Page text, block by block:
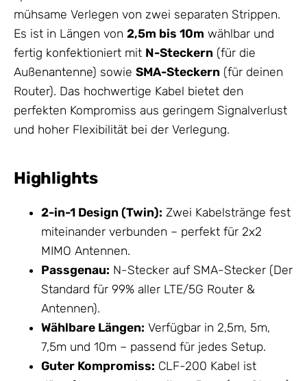
mühsame Verlegen von zwei separaten Strippen.
Es ist in Längen von 2,5m bis 10m wählbar und
fertig konfektioniert mit N-Steckern (für die
Außenantenne) sowie SMA-Steckern (für deinen
Router). Das hochwertige Kabel bietet den
perfekten Kompromiss aus geringem Signalverlust
und hoher Flexibilität bei der Verlegung.
Highlights
2-in-1 Design (Twin): Zwei Kabelstränge fest
miteinander verbunden – perfekt für 2x2
MIMO Antennen.
Passgenau: N-Stecker auf SMA-Stecker (Der
Standard für 99% aller LTE/5G Router &
Antennen).
Wählbare Längen: Verfügbar in 2,5m, 5m,
7,5m und 10m – passend für jedes Setup.
Guter Kompromiss: CLF-200 Kabel ist